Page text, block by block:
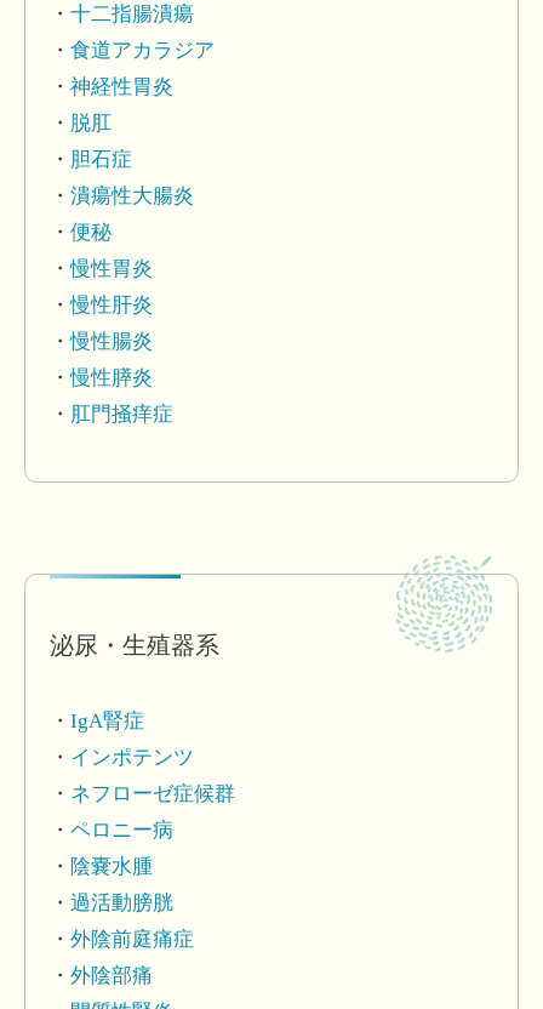
十二指腸潰瘍
食道アカラジア
神経性胃炎
脱肛
胆石症
潰瘍性大腸炎
便秘
慢性胃炎
慢性肝炎
慢性腸炎
慢性膵炎
肛門掻痒症
泌尿・生殖器系
IgA腎症
インポテンツ
ネフローゼ症候群
ペロニー病
陰嚢水腫
過活動膀胱
外陰前庭痛症
外陰部痛